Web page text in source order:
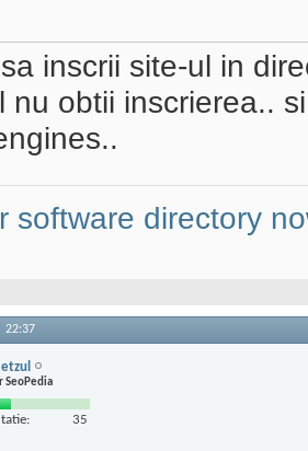
inscrii site-ul in
nu obtii inscrierea..
software directory
22:37
SeoPedia
35